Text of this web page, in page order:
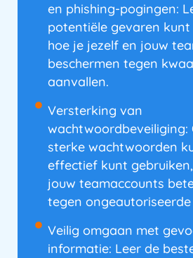
en phishing-pogingen:
potentiële gevaren
hoe je jezelf en jouw
beschermen tegen
aanvallen.
Versterking van
wachtwoordbeveiliging:
sterke wachtwoorden
effectief kunt
jouw teamaccounts
tegen
Veilig omgaan met
informatie: Leer de